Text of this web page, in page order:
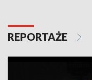
REPORTAŻE